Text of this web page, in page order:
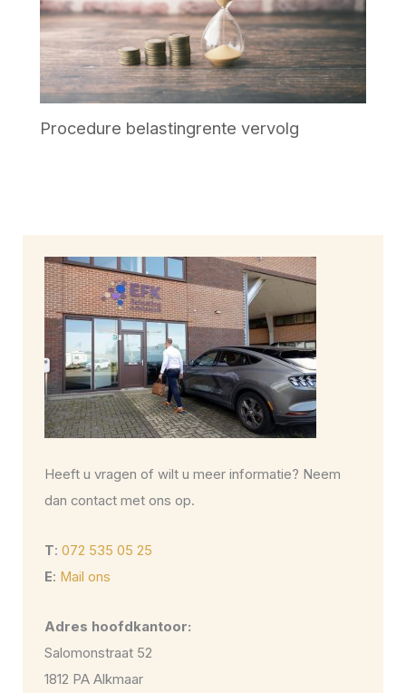
Procedure belastingrente vervolg
Heeft u vragen of wilt u meer informatie? Neem
dan contact met ons op.
T:072 535 05 25
E: Mail ons
Adres hoofdkantoor:
Salomonstraat 52
1812 PA Alkmaar